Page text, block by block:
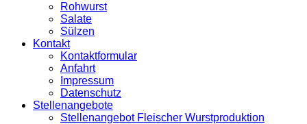
Rohwurst
Salate
Sülzen
Kontakt
Kontaktformular
Anfahrt
Impressum
Datenschutz
Stellenangebote
Stellenangebot Fleischer Wurstproduktion